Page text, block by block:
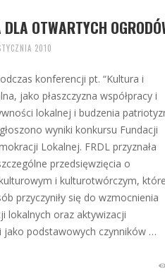
OTWARTYCH
2010
konferencji pt. “Kultura i
jako płaszczyzna współpracy i
lokalnej i budzenia
wyniki konkursu Fundacji
Lokalnej. FRDL przyznała
przedsięwzięcia o
i kulturotwórczym,
przyczyniły się do wzmocnienia
lokalnych oraz aktywizacji
jako podstawowych czynników …